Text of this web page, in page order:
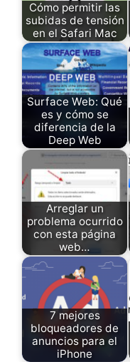
Cómo permitir las
subidas de tensión
en el Safari Mac
Surface Web: Qué
es y cómo se
diferencia de la
Deep Web
Arreglar un
problema ocurrido
con esta página
web…
7 mejores
bloqueadores de
anuncios para el
iPhone